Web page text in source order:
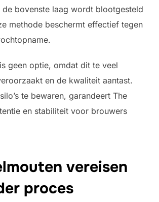
de bovenste laag wordt blootgesteld
methode beschermt effectief tegen
geen optie, omdat dit te veel
en de kwaliteit aantast.
te bewaren, garandeert The
en stabiliteit voor brouwers
vereisen
proces